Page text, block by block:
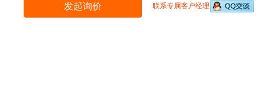
联系专属客户经理